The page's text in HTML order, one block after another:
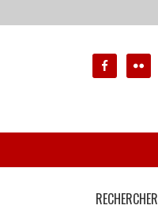
RECHERCHER